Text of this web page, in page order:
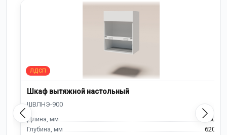
Шкаф вытяжной настольный
900
620